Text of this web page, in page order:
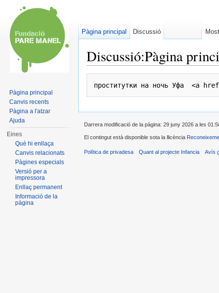
Discussió:Pàgina
проститутки на ночь Уфа  <a
Pàgina principal Discussió
Pàgina principal
Canvis recents
Pàgina a l'atzar
Ajuda
Eines
Què hi enllaça
Canvis relacionats
Pàgines especials
Versió per a
impressora
Enllaç permanent
Informació de la
pàgina
Darrera modificació de la pàgina: 29 juny 2026 a les
El contingut està disponible sota la llicència
Política de privadesa Quant al projecte Infancia Avís